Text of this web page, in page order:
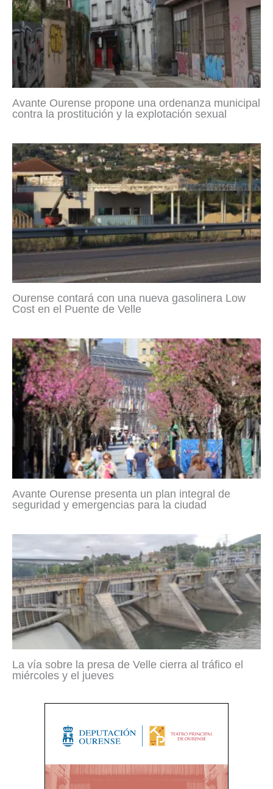
Avante Ourense propone una ordenanza municipal
contra la prostitución y la explotación sexual
Ourense contará con una nueva gasolinera Low
Cost en el Puente de Velle
Avante Ourense presenta un plan integral de
seguridad y emergencias para la ciudad
La vía sobre la presa de Velle cierra al tráfico el
miércoles y el jueves